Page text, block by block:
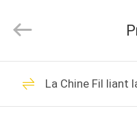
ACCUEIL
Electrical
All
Reserved.
La Chine Fil liant